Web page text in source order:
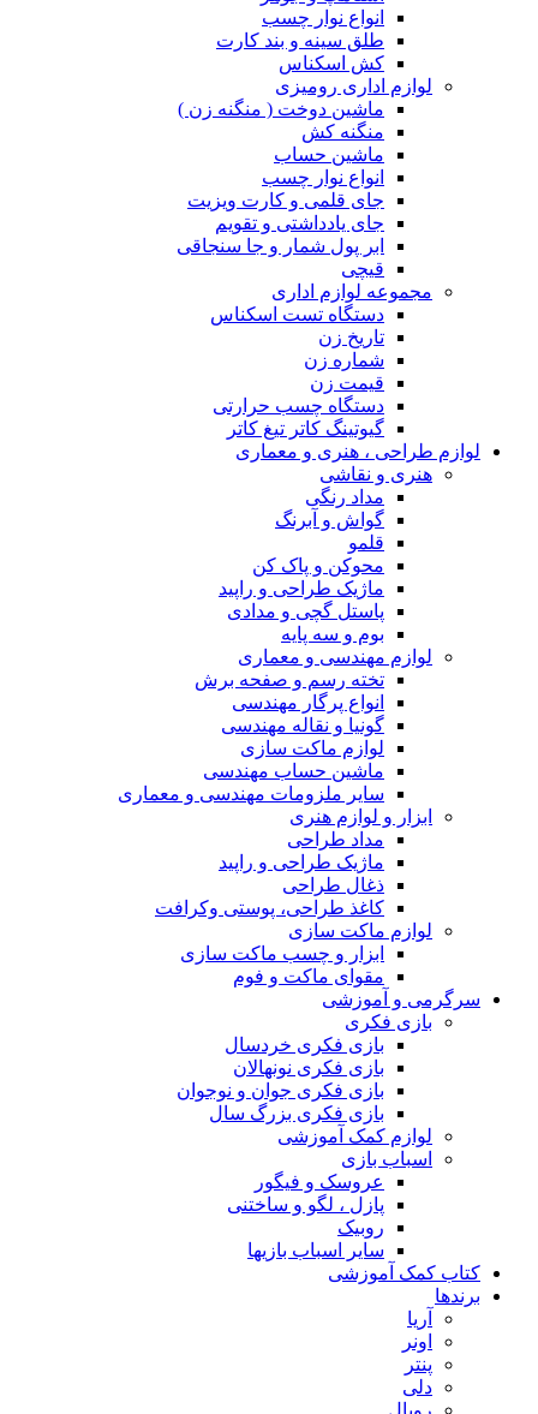
انواع نوار چسب
طلق سینه و بند کارت
کش اسکناس
لوازم اداری رومیزی
ماشین دوخت ( منگنه زن )
منگنه کش
ماشین حساب
انواع نوار چسب
جای قلمی و کارت ویزیت
جای یادداشتی و تقویم
ابر پول شمار و جا سنجاقی
قیچی
مجموعه لوازم اداری
دستگاه تست اسکناس
تاریخ زن
شماره زن
قیمت زن
دستگاه چسب حرارتی
گیوتینگ کاتر تیغ کاتر
لوازم طراحی ، هنری و معماری
هنری و نقاشی
مداد رنگی
گواش و آبرنگ
قلمو
محوکن و پاک کن
ماژیک طراحی و راپید
پاستل گچی و مدادی
بوم و سه پایه
لوازم مهندسی و معماری
تخته رسم و صفحه برش
انواع پرگار مهندسی
گونیا و نقاله مهندسی
لوازم ماکت سازی
ماشین حساب مهندسی
سایر ملزومات مهندسی و معماری
ابزار و لوازم هنری
مداد طراحی
ماژیک طراحی و راپید
ذغال طراحی
کاغذ طراحی، پوستی وکرافت
لوازم ماکت سازی
ابزار و چسب ماکت سازی
مقوای ماکت و فوم
سرگرمی و آموزشی
بازی فکری
بازی فکری خردسال
بازی فکری نونهالان
بازی فکری جوان و نوجوان
بازی فکری بزرگ سال
لوازم کمک آموزشی
اسباب بازی
عروسک و فیگور
پازل ، لگو و ساختنی
روبیک
سایر اسباب بازیها
کتاب کمک آموزشی
برندها
آریا
اونر
پنتر
دلی